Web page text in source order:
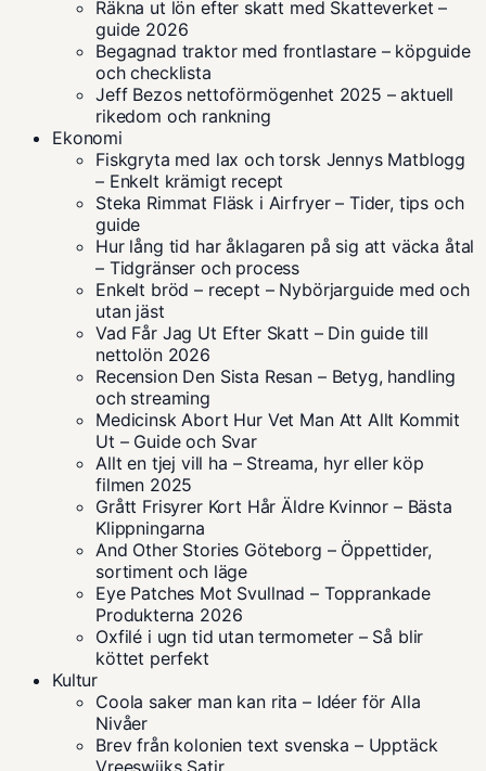
Räkna ut lön efter skatt med Skatteverket –
guide 2026
Begagnad traktor med frontlastare – köpguide
och checklista
Jeff Bezos nettoförmögenhet 2025 – aktuell
rikedom och rankning
Ekonomi
Fiskgryta med lax och torsk Jennys Matblogg
– Enkelt krämigt recept
Steka Rimmat Fläsk i Airfryer – Tider, tips och
guide
Hur lång tid har åklagaren på sig att väcka åtal
– Tidgränser och process
Enkelt bröd – recept – Nybörjarguide med och
utan jäst
Vad Får Jag Ut Efter Skatt – Din guide till
nettolön 2026
Recension Den Sista Resan – Betyg, handling
och streaming
Medicinsk Abort Hur Vet Man Att Allt Kommit
Ut – Guide och Svar
Allt en tjej vill ha – Streama, hyr eller köp
filmen 2025
Grått Frisyrer Kort Hår Äldre Kvinnor – Bästa
Klippningarna
And Other Stories Göteborg – Öppettider,
sortiment och läge
Eye Patches Mot Svullnad – Topprankade
Produkterna 2026
Oxfilé i ugn tid utan termometer – Så blir
köttet perfekt
Kultur
Coola saker man kan rita – Idéer för Alla
Nivåer
Brev från kolonien text svenska – Upptäck
Vreeswijks Satir